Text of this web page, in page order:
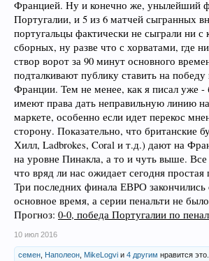
Францией. Ну и конечно же, унылейший
Португалии, и 5 из 6 матчей сыгранных
португальцы фактически не сыграли ни с
сборных, ну разве что с хорватами, где
створ ворот за 90 минут основного
подталкивают публику ставить на
Франции. Тем не менее, как я писал уже -
имеют права дать неправильную линию
маркете, особенно если идет перекос
сторону. Показательно, что британские
Хилл, Ladbrokes, Coral и т.д.) дают на
на уровне Пинакла, а то и чуть выше. Все
что вряд ли нас ожидает сегодня
Три последних финала ЕВРО закончились
основное время, а серии пенальти не
Прогноз: 0-0, победа Португалии по
10 июл 2016
семен Наполеон MikeLogvi и 4 другим нравится это.